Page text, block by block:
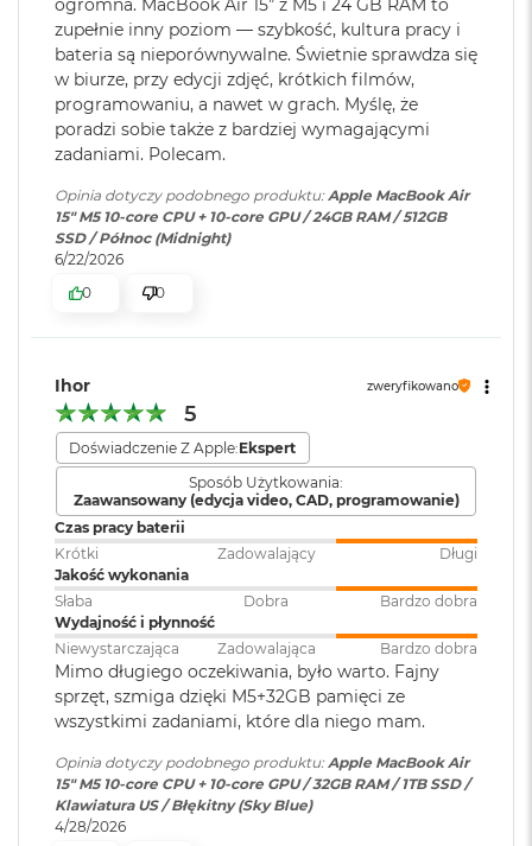
5
1
2
G
B
M
a
c
B
o
o
k
r
M
a
B
o
o
k
A
i
r
2
T
B
a
c
B
o
Silnik dekodowania wideo
Silnik kodowania wideo
Silnik kodujący i dekodujący format ProRes
Dekoder AV1
Ładowanie i rozbudowa
Dwa porty Thunderbolt 4 (USB-C) obsługujące:
Ładowanie
DisplayPort
Thunderbolt 4 (do 40 Gb/s)
USB 4 (do 40 Gb/s)
Obsługa wyświetlaczy
Obsługa maksymalnie dwóch wyświetlaczy zewnętrznych:
Dwa wyświetlacze o natywnej rozdzielczości do 6K przy 60
Hz lub 4K przy 144 Hz
wyświetlacza do 8K przy 60 Hz.
Odtwarzanie wideo: Obsługiwane formaty: m.in.
HEVC, H.264, AV1 i ProRes; HDR z
Dolby Vision, HDR10 i HLG
Odtwarzanie
dźwięku:
Obsługiwane formaty: m.in.
AAC, MP3,
system operacyjny
Wersja systemu
macOS Sequoia lub nowszy
Dołączone
oprogramowanie:
Wbudowane aplikacje systemu
macOS
Dodatkowe
informacje:
Klawiatura z Touch ID, Gładzik
Force Touch wyczuwający siłę
nacisku, Czujnik światła
otoczenia
Układ klawiatury: ANSI - Angielski US
ogromna. MacBook Air 15” z M5 i 24 GB RAM to
zupełnie inny poziom — szybkość, kultura pracy i
bateria są nieporównywalne. Świetnie sprawdza się
w biurze, przy edycji zdjęć, krótkich filmów,
programowaniu, a nawet w grach. Myślę, że
poradzi sobie także z bardziej wymagającymi
zadaniami. Polecam.
Opinia dotyczy podobnego produktu:Apple MacBook Air
15" M5 10‑core CPU + 10‑core GPU / 24GB RAM / 512GB
SSD / Północ (Midnight)
6/22/2026
0
0
Ihor zweryfikowano
5
Doświadczenie Z Apple:Ekspert
Sposób Użytkowania:
Zaawansowany (edycja video, CAD, programowanie)
Czas pracy baterii
Krótki
Zadowalający
Długi
Jakość wykonania
Słaba
Dobra
Bardzo dobra
Wydajność i płynność
Niewystarczająca
Zadowalająca Bardzo dobra
Mimo długiego oczekiwania, było warto. Fajny
sprzęt, szmiga dzięki M5+32GB pamięci ze
wszystkimi zadaniami, które dla niego mam.
Opinia dotyczy podobnego produktu:Apple MacBook Air
15" M5 10‑core CPU + 10‑core GPU / 32GB RAM / 1TB SSD /
Klawiatura US / Błękitny (Sky Blue)
4/28/2026